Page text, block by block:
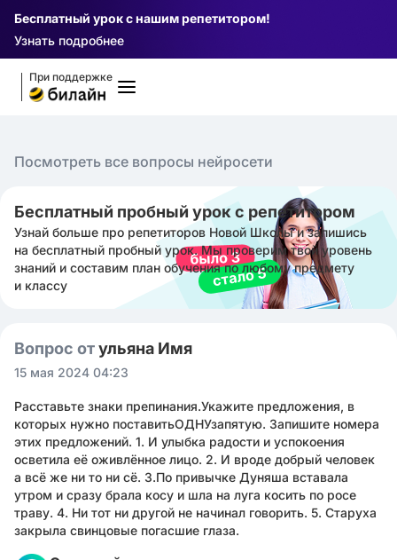
Бесплатный урок с нашим репетитором!
Узнать подробнее
При поддержке
Посмотреть все вопросы нейросети
Бесплатный пробный урок с репетитором
Узнай больше про репетиторов Новой Школы и запишись
на бесплатный пробный урок. Мы проверим твой уровень
знаний и составим план обучения по любому предмету
и классу
Вопрос отульяна Имя
15 мая 2024 04:23
Расставьте знаки препинания.Укажите предложения, в
которых нужно поставитьОДНУзапятую. Запишите номера
этих предложений. 1. И улыбка радости и успокоения
осветила её оживлённое лицо. 2. И вроде добрый человек
а всё же ни то ни сё. 3.По привычке Дуняша вставала
утром и сразу брала косу и шла на луга косить по росе
траву. 4. Ни тот ни другой не начинал говорить. 5. Старуха
закрыла свинцовые погасшие глаза.